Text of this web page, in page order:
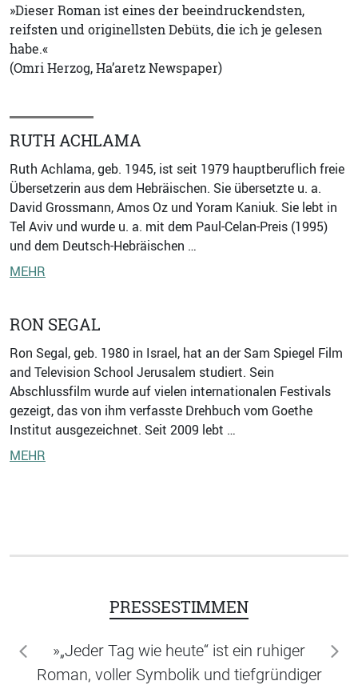
»Dieser Roman ist eines der beeindruckendsten,
reifsten und originellsten Debüts, die ich je gelesen
habe.«
(Omri Herzog, Ha’aretz Newspaper)
RUTH ACHLAMA
Ruth Achlama, geb. 1945, ist seit 1979 hauptberuflich freie
Übersetzerin aus dem Hebräischen. Sie übersetzte u. a.
David Grossmann, Amos Oz und Yoram Kaniuk. Sie lebt in
Tel Aviv und wurde u. a. mit dem Paul-Celan-Preis (1995)
und dem Deutsch-Hebräischen …
MEHR
RON SEGAL
Ron Segal, geb. 1980 in Israel, hat an der Sam Spiegel Film
and Television School Jerusalem studiert. Sein
Abschlussfilm wurde auf vielen internationalen Festivals
gezeigt, das von ihm verfasste Drehbuch vom Goethe
Institut ausgezeichnet. Seit 2009 lebt …
MEHR
PRESSESTIMMEN
»„Jeder Tag wie heute“ ist ein ruhiger
Roman, voller Symbolik und tiefgründiger
zurück